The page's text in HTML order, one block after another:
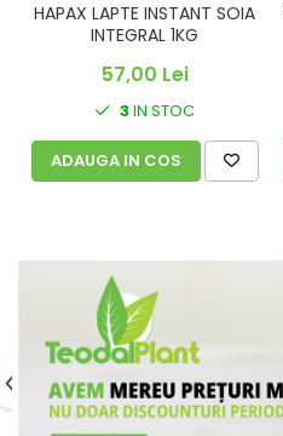
HAPAX LAPTE INSTANT SOIA
INTEGRAL 1KG
57,00 Lei
3IN STOC
ADAUGA IN COS